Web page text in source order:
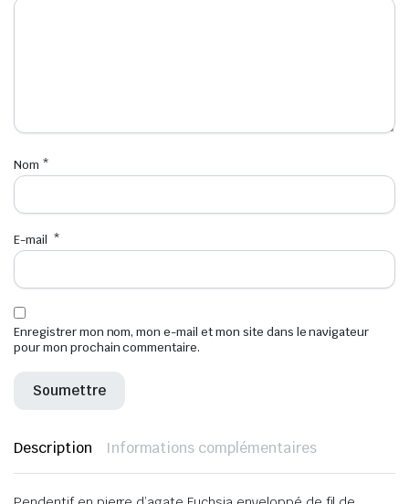
Nom *
E-mail *
Enregistrer mon nom, mon e-mail et mon site dans le navigateur
pour mon prochain commentaire.
Description Informations complémentaires